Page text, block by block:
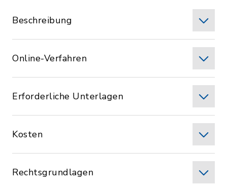
Beschreibung
Online-Verfahren
Erforderliche Unterlagen
Kosten
Rechtsgrundlagen